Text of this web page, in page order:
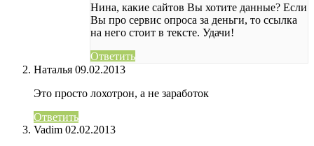
Нина, какие сайтов Вы хотите данные? Если
Вы про сервис опроса за деньги, то ссылка
на него стоит в тексте. Удачи!
Ответить
Наталья 09.02.2013
Это просто лохотрон, а не заработок
Ответить
Vadim 02.02.2013